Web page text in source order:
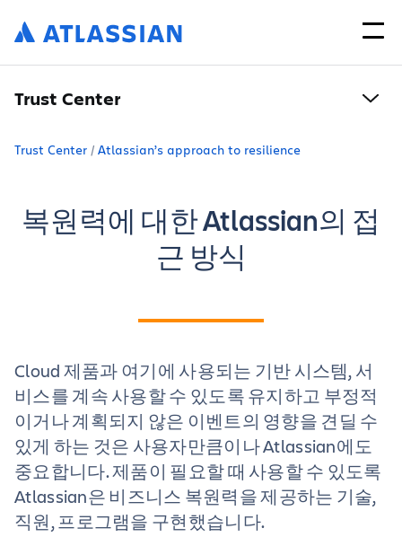
Trust Center
Trust Center Atlassian’s approach to resilience
복원력에 대한 Atlassian의 접
근 방식
Cloud 제품과 여기에 사용되는 기반 시스템, 서
비스를 계속 사용할 수 있도록 유지하고 부정적
이거나 계획되지 않은 이벤트의 영향을 견딜 수
있게 하는 것은 사용자만큼이나 Atlassian에도
중요합니다. 제품이 필요할 때 사용할 수 있도록
Atlassian은 비즈니스 복원력을 제공하는 기술,
직원, 프로그램을 구현했습니다.